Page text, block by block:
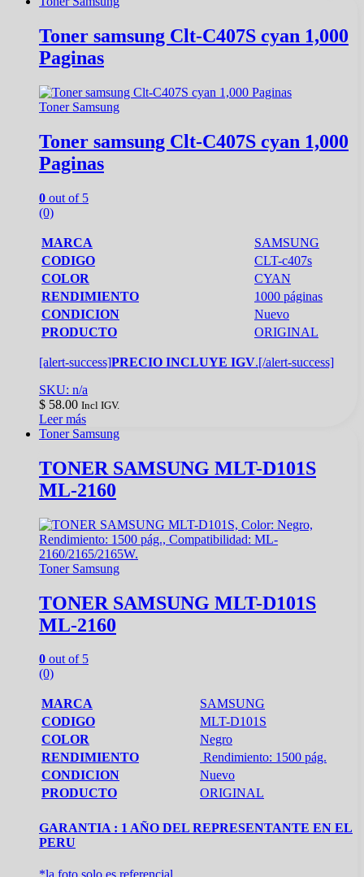
Toner samsung Clt-C407S cyan 1,000
Paginas
Toner Samsung
Toner samsung Clt-C407S cyan 1,000
Paginas
0 out of 5
(0)
MARCA
SAMSUNG
CODIGO
CLT-c407s
COLOR
CYAN
RENDIMIENTO
1000 páginas
CONDICION
Nuevo
PRODUCTO
ORIGINAL
[alert-success]PRECIO INCLUYE IGV.[/alert-success]
SKU: n/a
$ 58.00 Incl IGV.
Leer más
Toner Samsung
TONER SAMSUNG MLT-D101S
ML-2160
Toner Samsung
TONER SAMSUNG MLT-D101S
ML-2160
0 out of 5
(0)
MARCA
SAMSUNG
CODIGO
MLT-D101S
COLOR
Negro
RENDIMIENTO
Rendimiento: 1500 pág.
CONDICION
Nuevo
PRODUCTO
ORIGINAL
GARANTIA : 1 AÑO DEL REPRESENTANTE EN EL
PERU
*la foto solo es referencial